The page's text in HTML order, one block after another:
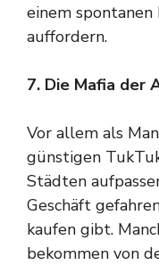
einem
auffordern.
7. Die Mafia der
Vor allem als
günstigen
Städten
Geschäft
kaufen gibt.
bekommen von